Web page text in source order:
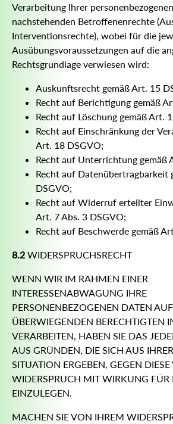
Verarbeitung Ihrer
nachstehenden Betroffenenrechte
Interventionsrechte), wobei für die
Ausübungsvoraussetzungen auf die
Rechtsgrundlage verwiesen wird:
Auskunftsrecht gemäß Art. 15
Recht auf Berichtigung gemäß
Recht auf Löschung gemäß Art.
Recht auf Einschränkung der
Art. 18 DSGVO;
Recht auf Unterrichtung gemäß
Recht auf Datenübertragbarkeit
DSGVO;
Recht auf Widerruf erteilter
Art. 7 Abs. 3 DSGVO;
Recht auf Beschwerde gemäß
8.2 WIDERSPRUCHSRECHT
WENN WIR IM RAHMEN EINER
INTERESSENABWÄGUNG IHRE
PERSONENBEZOGENEN DATEN
ÜBERWIEGENDEN BERECHTIGTEN
VERARBEITEN, HABEN SIE DAS
AUS GRÜNDEN, DIE SICH AUS
SITUATION ERGEBEN, GEGEN
WIDERSPRUCH MIT WIRKUNG FÜR
EINZULEGEN.
MACHEN SIE VON IHREM